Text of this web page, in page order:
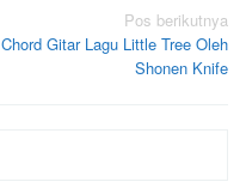
Pos berikutnya
Chord Gitar Lagu Little Tree Oleh
Shonen Knife